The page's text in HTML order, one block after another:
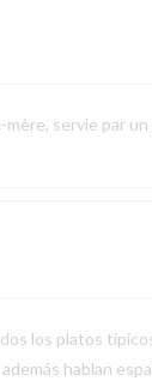
servie par
los platos
hablan